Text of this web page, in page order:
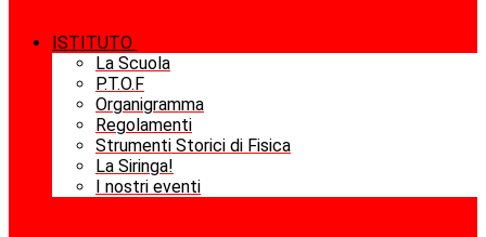
ISTITUTO
La Scuola
P.T.O.F
Organigramma
Regolamenti
Strumenti Storici di Fisica
La Siringa!
I nostri eventi